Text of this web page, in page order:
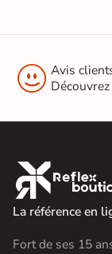
 Avis
La référence en
Fort de ses 15